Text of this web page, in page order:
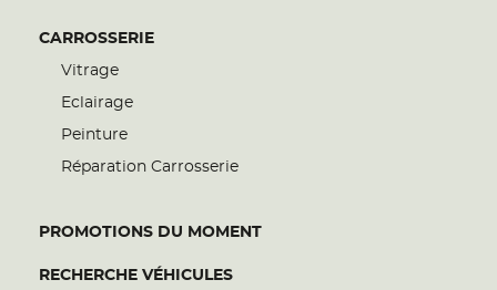
CARROSSERIE
Vitrage
Eclairage
Peinture
Réparation Carrosserie
PROMOTIONS DU MOMENT
RECHERCHE VÉHICULES